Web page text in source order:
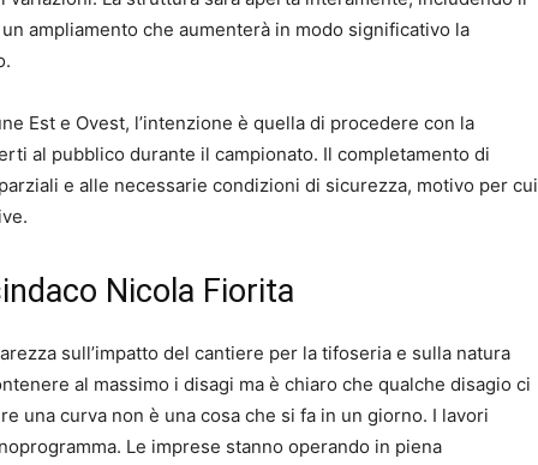
ampliamento che aumenterà in modo significativo la
Est e Ovest, l’intenzione è quella di procedere con la
al pubblico durante il campionato. Il completamento di
e alle necessarie condizioni di sicurezza, motivo per cui
Nicola Fiorita
sull’impatto del cantiere per la tifoseria e sulla natura
al massimo i disagi ma è chiaro che qualche disagio ci
una curva non è una cosa che si fa in un giorno. I lavori
Le imprese stanno operando in piena